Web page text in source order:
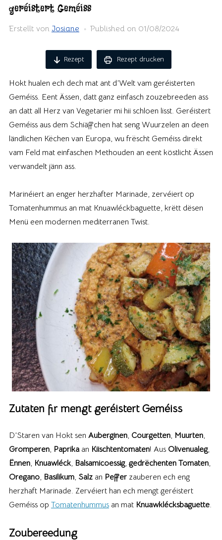
geréistert Geméiss
Erstellt von Josiane Published on 01/08/2024
Rezept Rezept drucken
Hokt hualen ech dech mat ant d’Welt vam geréisterten
Geméiss. Eent Ässen, datt ganz einfasch zouzebreeden ass
an datt all Herz van Vegetarier mi hii schloen lisst. Geréistert
Geméiss aus dem Schiäffchen hat seng Wuurzelen an deen
ländlichen Këchen van Europa, wu frëscht Geméiss direkt
vam Feld mat einfaschen Methouden an eent köstlicht Ässen
verwandelt jänn ass.
Marinéiert an enger herzhafter Marinade, zervéiert op
Tomatenhummus an mat Knuawléckbaguette, krëtt dësen
Menü een modernen mediterranen Twist.
Zutaten fir mengt geréistert Geméiss
D’Staren van Hokt sen Auberginen, Courgetten, Muurten,
Gromperen, Paprikaan Kiischtentomaten! Aus Olivenualeg,
Ënnen, Knuawléck, Balsamicoessig, gedrëchenten Tomaten,
Oregano, Basilikum, Salzan Pefferzauberen ech eng
herzhaft Marinade. Zervéiert han ech mengt geréistert
Geméiss op Tomatenhummusan mat Knuawklécksbaguette.
Zoubereedung